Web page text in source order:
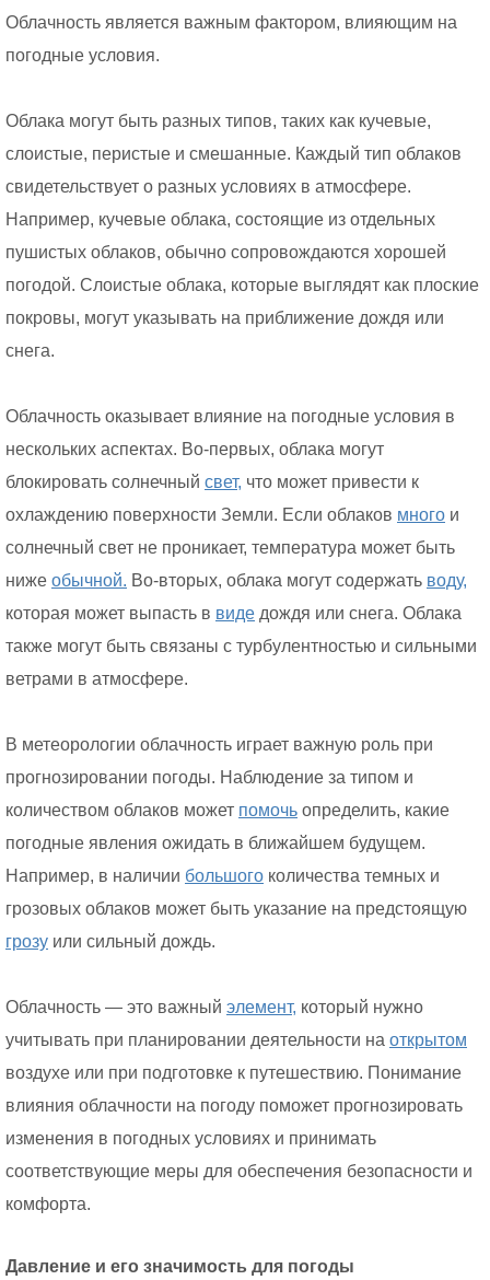
Облачность является важным фактором, влияющим на
погодные условия.
Облака могут быть разных типов, таких как кучевые,
слоистые, перистые и смешанные. Каждый тип облаков
свидетельствует о разных условиях в атмосфере.
Например, кучевые облака, состоящие из отдельных
пушистых облаков, обычно сопровождаются хорошей
погодой. Слоистые облака, которые выглядят как плоские
покровы, могут указывать на приближение дождя или
снега.
Облачность оказывает влияние на погодные условия в
нескольких аспектах. Во-первых, облака могут
блокировать солнечный свет, что может привести к
охлаждению поверхности Земли. Если облаков много и
солнечный свет не проникает, температура может быть
ниже обычной. Во-вторых, облака могут содержать воду,
которая может выпасть в виде дождя или снега. Облака
также могут быть связаны с турбулентностью и сильными
ветрами в атмосфере.
В метеорологии облачность играет важную роль при
прогнозировании погоды. Наблюдение за типом и
количеством облаков может помочь определить, какие
погодные явления ожидать в ближайшем будущем.
Например, в наличии большого количества темных и
грозовых облаков может быть указание на предстоящую
грозу или сильный дождь.
Облачность — это важный элемент, который нужно
учитывать при планировании деятельности на открытом
воздухе или при подготовке к путешествию. Понимание
влияния облачности на погоду поможет прогнозировать
изменения в погодных условиях и принимать
соответствующие меры для обеспечения безопасности и
комфорта.
Давление и его значимость для погоды